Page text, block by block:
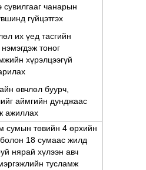
сувилгааг чанарын
гүйцэтгэх
их үед тасгийн
тоног
хүрэлцээгүй
өвчлөл буурч,
аймгийн дунджаас
ажиллаx
сумын төвийн 4 өрхийн
18 сумаас жилд
нярай хүлээн авч
тусламж